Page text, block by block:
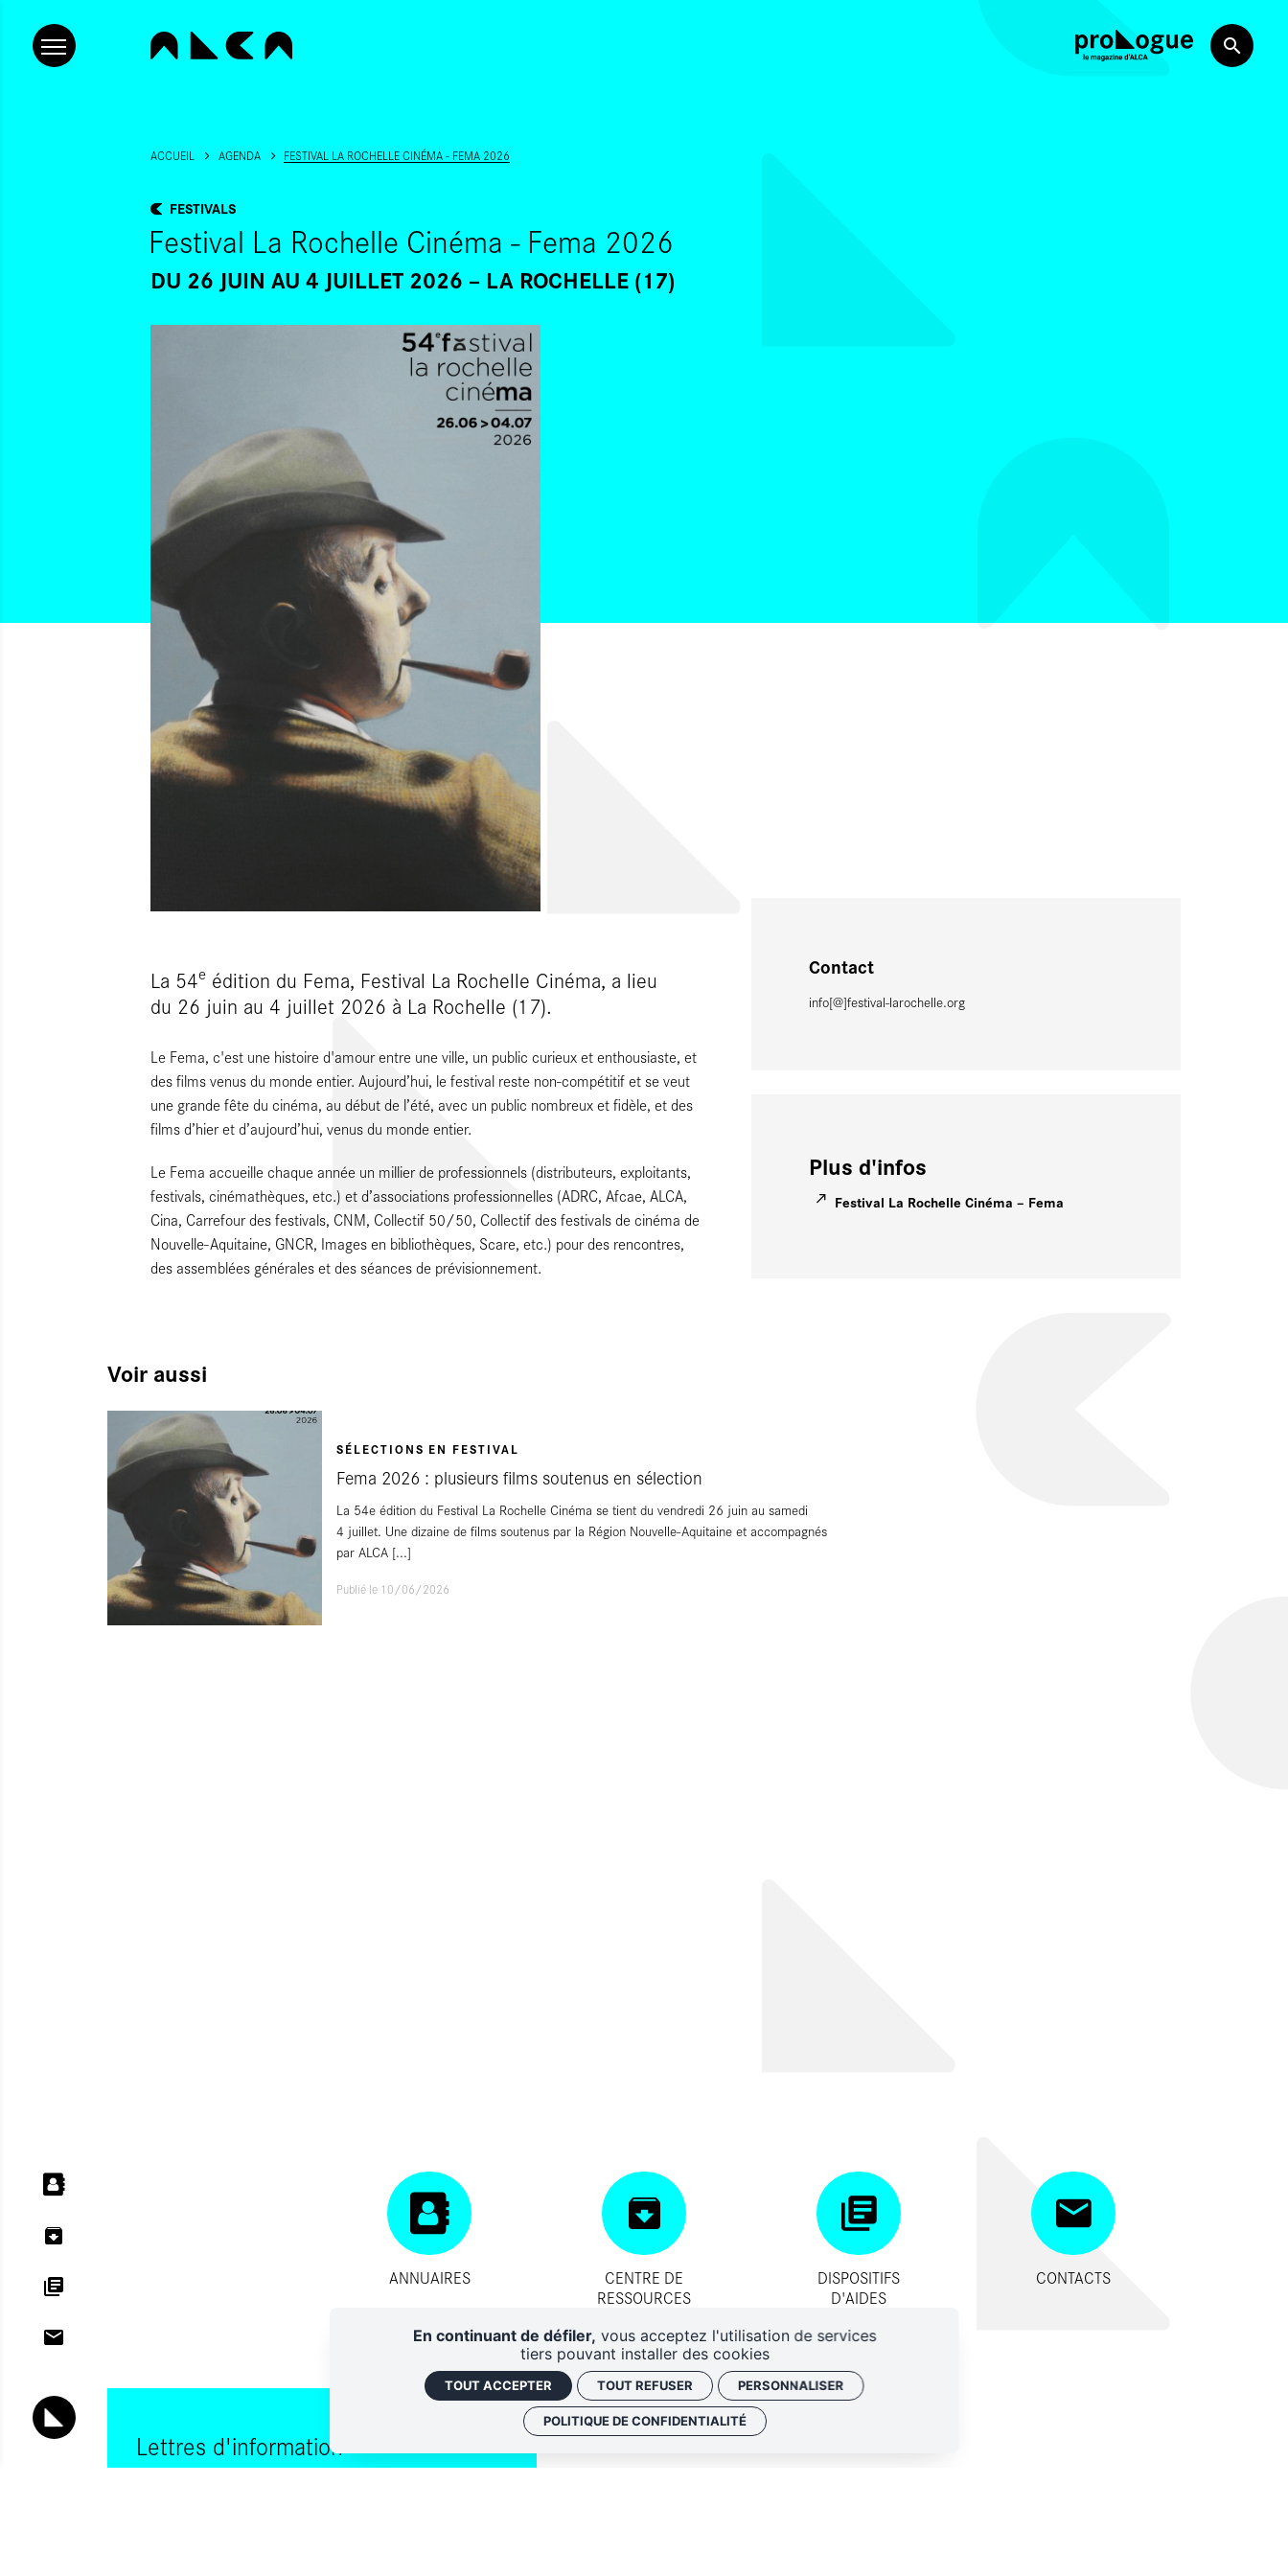
ACCUEIL AGENDA FESTIVAL LA ROCHELLE CINÉMA - FEMA 2026
FESTIVALS
Festival La Rochelle Cinéma - Fema 2026
DU 26 JUIN AU 4 JUILLET 2026 LA ROCHELLE (17)
La 54e édition du Fema, Festival La Rochelle Cinéma, a lieu
du 26 juin au 4 juillet 2026 à La Rochelle (17).
Le Fema, c'est une histoire d'amour entre une ville, un public curieux et enthousiaste, et
des films venus du monde entier. Aujourd’hui, le festival reste non-compétitif et se veut
une grande fête du cinéma, au début de l’été, avec un public nombreux et fidèle, et des
films d’hier et d’aujourd’hui, venus du monde entier.
Le Fema accueille chaque année un millier de professionnels (distributeurs, exploitants,
festivals, cinémathèques, etc.) et d’associations professionnelles (ADRC, Afcae, ALCA,
Cina, Carrefour des festivals, CNM, Collectif 50/50, Collectif des festivals de cinéma de
Nouvelle-Aquitaine, GNCR, Images en bibliothèques, Scare, etc.) pour des rencontres,
des assemblées générales et des séances de prévisionnement.
Contact
info[@]festival-larochelle.org
Plus d'infos
Festival La Rochelle Cinéma – Fema
Voir aussi
SÉLECTIONS EN FESTIVAL
Fema 2026 : plusieurs films soutenus en sélection
La 54e édition du Festival La Rochelle Cinéma se tient du vendredi 26 juin au samedi
4 juillet. Une dizaine de films soutenus par la Région Nouvelle-Aquitaine et accompagnés
par ALCA [...]
Publié le 10/06/2026
ANNUAIRES
CENTRE DE
RESSOURCES
DISPOSITIFS
D'AIDES
CONTACTS
Lettres d'information
En continuant de défiler, vous acceptez l'utilisation de services
tiers pouvant installer des cookies
TOUT ACCEPTER TOUT REFUSER PERSONNALISER
POLITIQUE DE CONFIDENTIALITÉ